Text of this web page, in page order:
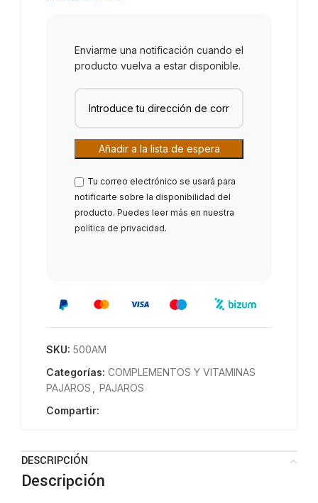
Enviarme una notificación cuando el
producto vuelva a estar disponible.
Tu correo electrónico se usará para
notificarte sobre la disponibilidad del
producto. Puedes leer más en nuestra
política de privacidad.
SKU: 500AM
Categorías: COMPLEMENTOS Y VITAMINAS
PAJAROS
PAJAROS
Compartir:
DESCRIPCIÓN
Descripción